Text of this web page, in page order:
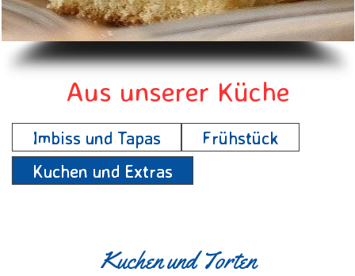
Aus unserer Küche
Imbiss und Tapas
Frühstück
Kuchen und Extras
Kuchen und Torten